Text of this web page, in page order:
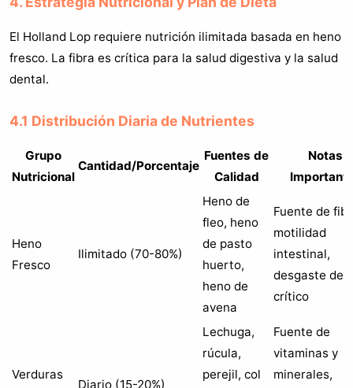
El Holland Lop requiere nutrición ilimitada basada en heno
fresco. La fibra es crítica para la salud digestiva y la salud
dental.
4.1 Distribución Diaria de Nutrientes
Grupo
Nutricional
Cantidad/Porcentaje
Fuentes de
Calidad
Notas
Heno
Fresco
Ilimitado (70-80%)
Heno de
fleo, heno
de pasto
huerto,
heno de
avena
Fuente de
motilidad
intestinal,
desgaste
crítico
Verduras
Diario (15-20%)
Lechuga,
rúcula,
perejil, col
Fuente de
vitaminas y
minerales,